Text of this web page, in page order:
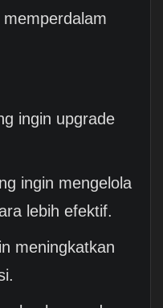
ingin upgrade
ingin mengelola
lebih efektif.
meningkatkan